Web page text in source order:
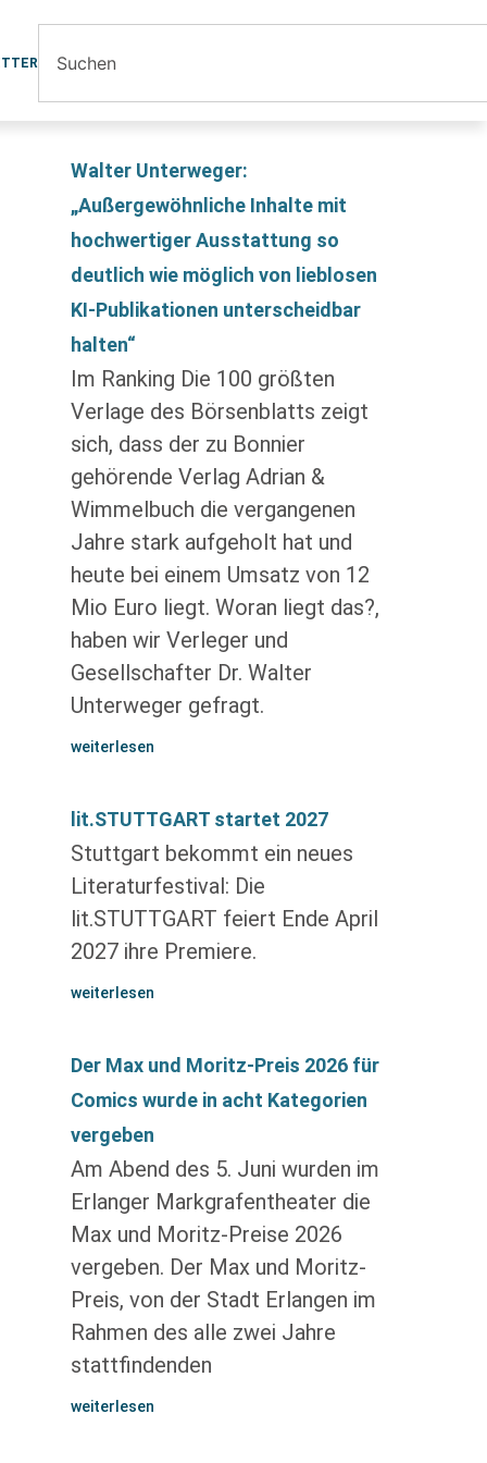
Walter Unterweger:
„Außergewöhnliche Inhalte mit
hochwertiger Ausstattung so
deutlich wie möglich von lieblosen
KI-Publikationen unterscheidbar
halten“
Im Ranking Die 100 größten
Verlage des Börsenblatts zeigt
sich, dass der zu Bonnier
gehörende Verlag Adrian &
Wimmelbuch die vergangenen
Jahre stark aufgeholt hat und
heute bei einem Umsatz von 12
Mio Euro liegt. Woran liegt das?,
haben wir Verleger und
Gesellschafter Dr. Walter
Unterweger gefragt.
weiterlesen
lit.STUTTGART startet 2027
Stuttgart bekommt ein neues
Literaturfestival: Die
lit.STUTTGART feiert Ende April
2027 ihre Premiere.
weiterlesen
Der Max und Moritz-Preis 2026 für
Comics wurde in acht Kategorien
vergeben
Am Abend des 5. Juni wurden im
Erlanger Markgrafentheater die
Max und Moritz-Preise 2026
vergeben. Der Max und Moritz-
Preis, von der Stadt Erlangen im
Rahmen des alle zwei Jahre
stattfindenden
weiterlesen